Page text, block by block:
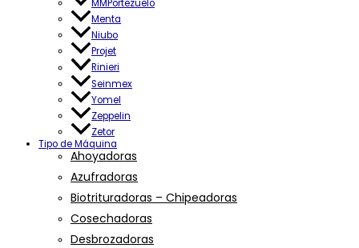
MMPortezuelo
Menta
Niubo
Projet
Rinieri
Seinmex
Yomel
Zeppelin
Zetor
Tipo de Máquina
Ahoyadoras
Azufradoras
Biotrituradoras – Chipeadoras
Cosechadoras
Desbrozadoras